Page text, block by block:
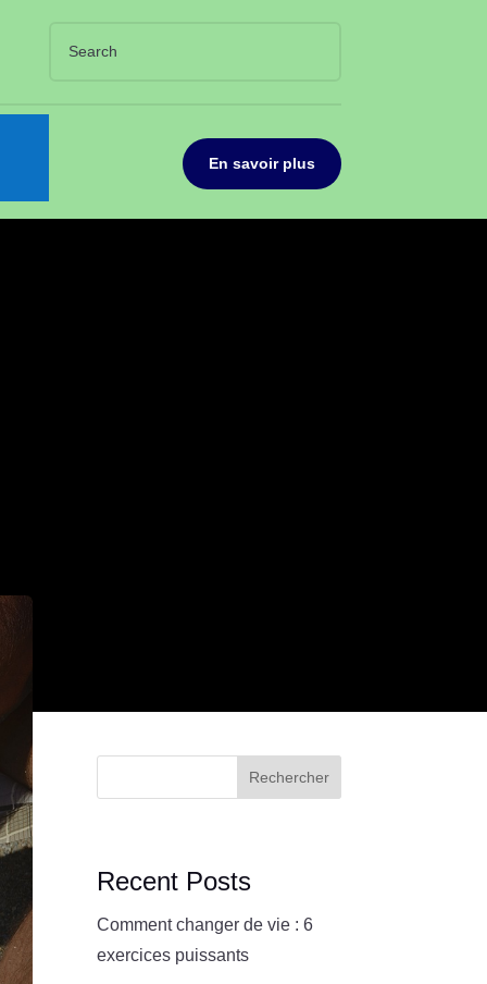
En savoir plus
Rechercher
Recent Posts
Comment changer de vie : 6
exercices puissants